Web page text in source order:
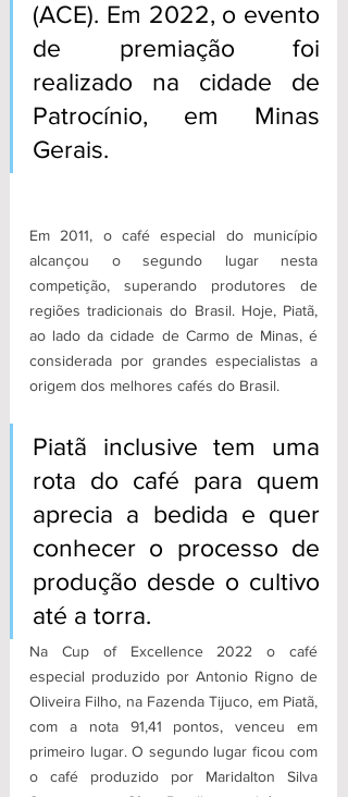
(ACE). Em 2022, o evento
de premiação foi
realizado na cidade de
Patrocínio, em Minas
Gerais.
Em 2011, o café especial do município
alcançou o segundo lugar nesta
competição, superando produtores de
regiões tradicionais do Brasil. Hoje, Piatã,
ao lado da cidade de Carmo de Minas, é
considerada por grandes especialistas a
origem dos melhores cafés do Brasil.
Piatã inclusive tem uma
rota do café para quem
aprecia a bedida e quer
conhecer o processo de
produção desde o cultivo
até a torra.
Na Cup of Excellence 2022 o café
especial produzido por Antonio Rigno de
Oliveira Filho, na Fazenda Tijuco, em Piatã,
com a nota 91,41 pontos, venceu em
primeiro lugar. O segundo lugar ficou com
o café produzido por Maridalton Silva